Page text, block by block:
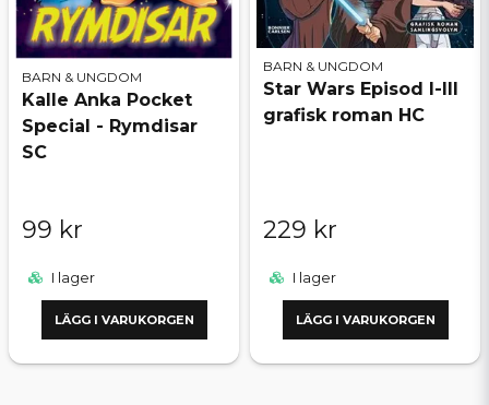
BARN & UNGDOM
Kalle Anka Pocket
Special - Rymdisar
SC
99 kr
I lager
LÄGG I VARUKORGEN
BARN & UNGDOM
Star Wars Episod I-III
grafisk roman HC
229 kr
I lager
LÄGG I VARUKORGEN